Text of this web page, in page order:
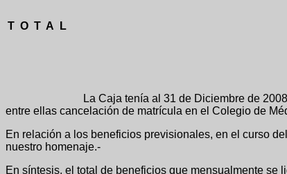
T O T A L
La Caja tenía al 31 de Diciembre de 2008, 2.608
entre ellas cancelación de matrícula en el Colegio de
En relación a los beneficios previsionales, en el curso
nuestro homenaje.-
En síntesis, el total de beneficios que mensualmente